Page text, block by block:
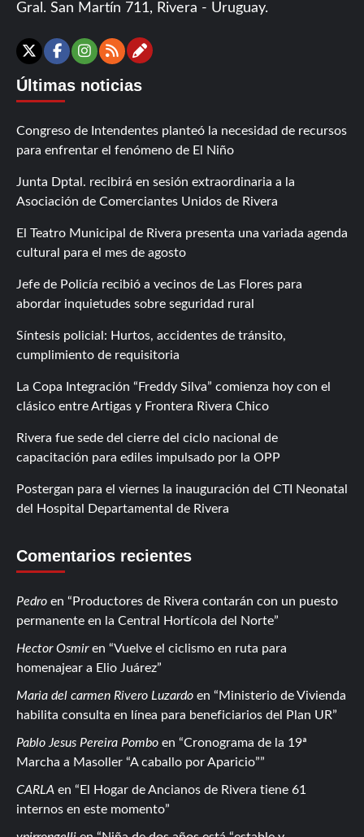
Gral. San Martín 711, Rivera - Uruguay.
X Facebook
Instagram
RSSContáctanos
Últimas noticias
Congreso de Intendentes planteó la necesidad de recursos
para enfrentar el fenómeno de El Niño
Junta Dptal. recibirá en sesión extraordinaria a la
Asociación de Comerciantes Unidos de Rivera
El Teatro Municipal de Rivera presenta una variada agenda
cultural para el mes de agosto
Jefe de Policía recibió a vecinos de Las Flores para
abordar inquietudes sobre seguridad rural
Síntesis policial: Hurtos, accidentes de tránsito,
cumplimiento de requisitoria
La Copa Integración “Freddy Silva” comienza hoy con el
clásico entre Artigas y Frontera Rivera Chico
Rivera fue sede del cierre del ciclo nacional de
capacitación para ediles impulsado por la OPP
Postergan para el viernes la inauguración del CTI Neonatal
del Hospital Departamental de Rivera
Comentarios recientes
Pedro en
Productores de Rivera contarán con un puesto
permanente en la Central Hortícola del Norte
Hector Osmiren
Vuelve el ciclismo en ruta para
homenajear a Elio Juárez
Maria del carmen Rivero Luzardo en
Ministerio de Vivienda
habilita consulta en línea para beneficiarios del Plan UR
Pablo Jesus Pereira Pombo en
Cronograma de la 19ª
Marcha a Masoller “A caballo por Aparicio”
CARLA en
El Hogar de Ancianos de Rivera tiene 61
internos en este momento